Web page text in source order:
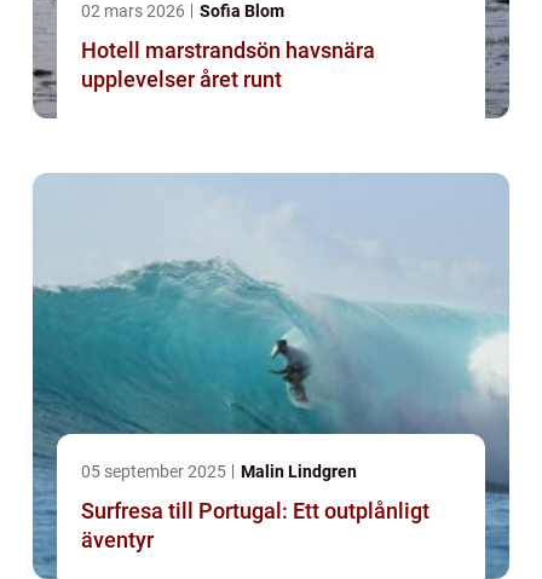
02 mars 2026 Sofia Blom
Hotell marstrandsön havsnära
upplevelser året runt
05 september 2025 Malin Lindgren
Surfresa till Portugal: Ett outplånligt
äventyr